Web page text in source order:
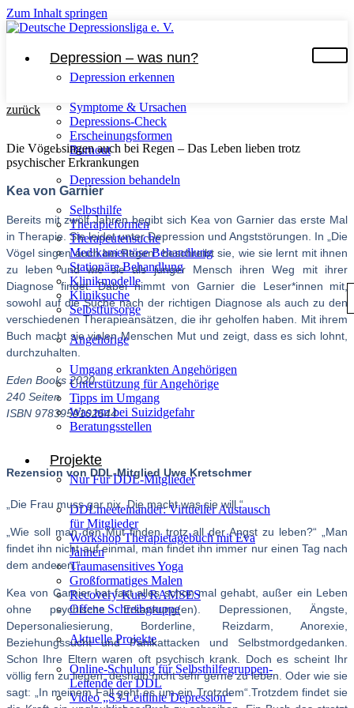
Zum Inhalt springen
Depression – was nun?
Depression erkennen
Symptome & Ursachen
Depressions-Check
Erscheinungsformen
Burnout
Depression behandeln
Selbsthilfe
Therapieformen
Therapeutensuche
Medikamentöse Behandlung
Stationäre Behandlung
Klinikmodelle
Kliniksuche
Selbstfürsorge
Angehörige
Umgang erkrankten Angehörigen
Unterstützung für Angehörige
Tipps im Umgang
Was tun bei Suizidgefahr
Beratungsstellen
Projekte
Nur Für DDL-Mitglieder
DDLmeeteinander: Virtueller Austausch
für Mitglieder
Workshop Therapietagebuch mit Eva
Jahnen
Traumasensitives Yoga
Großformatiges Malen
Recovery-Kurs RAMSES
Offene Schreibgruppe
Aktuelle Projekte
Online-Schulung für Selbsthilfegruppen-
Leitende der DDL
Video „S3-Leitlinie Depression“
zurück
Die Vögel singen auch bei Regen – Das Leben lieben trotz
psychischer Erkrankungen
Kea von Garnier
Bereits mit zwölf Jahren begibt sich Kea von Garnier das erste Mal
in Therapie. Sie leidet unter Depression und Angststörungen. In „Die
Vögel singen auch bei Regen“ beschreibt sie, wie sie lernt mit ihnen
zu leben und wie sie als junger Mensch ihren Weg mit ihrer
Diagnose findet. Dabei nimmt von Garnier die Leser*innen mit,
sowohl auf die Suche nach der richtigen Diagnose als auch zu den
verschiedenen Therapieansätzen, die ihr geholfen haben. Mit ihrem
Buch macht sie vielen Menschen Mut und zeigt, dass es sich lohnt,
durchzuhalten.
Eden Books 2020
240 Seiten
ISBN 9783959102544
Rezension von DDL-Mitglied Uwe Kretschmer
„Die Frau muss gar nix. Die macht was sie will.“
„Wie soll man den Mut finden trotz all der Angst zu leben?“ „Man
findet ihn nicht auf einmal, man findet ihn immer nur einen Tag nach
dem anderen.“
Kea von Garnier hat fast alles schon mal gehabt, außer ein Leben
ohne psychische Erkankung(en). Depressionen, Ängste,
Depersonaliesierung, Borderline, Reizdarm, Anorexie,
Beziehungssucht und Panikattacken und Selbstmordgedanken.
Schon Ihre Eltern waren oft psychisch krank. Doch es scheint Ihr
völlig fern zu liegen, deshalb nicht sehr gerne zu leben. Oder wie sie
sagt: „In meinem Fall geht es um ein Trotzdem“.Trotzdem findet sie